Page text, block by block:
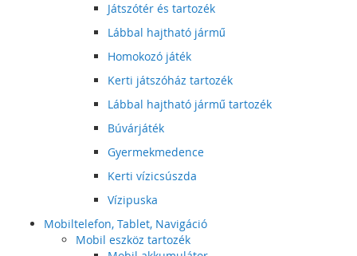
Játszótér és tartozék
Lábbal hajtható jármű
Homokozó játék
Kerti játszóház tartozék
Lábbal hajtható jármű tartozék
Búvárjáték
Gyermekmedence
Kerti vízicsúszda
Vízipuska
Mobiltelefon, Tablet, Navigáció
Mobil eszköz tartozék